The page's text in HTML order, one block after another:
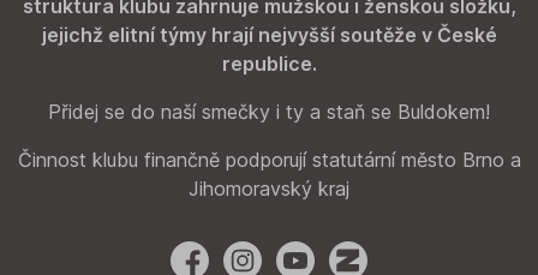
struktura klubu zahrnuje mužskou i ženskou složku,
jejichž elitní týmy hrají nejvyšší soutěže v České
republice.
Přidej se do naší smečky i ty a staň se Buldokem!
Činnost klubu finančně podporují statutární město Brno a
Jihomoravský kraj